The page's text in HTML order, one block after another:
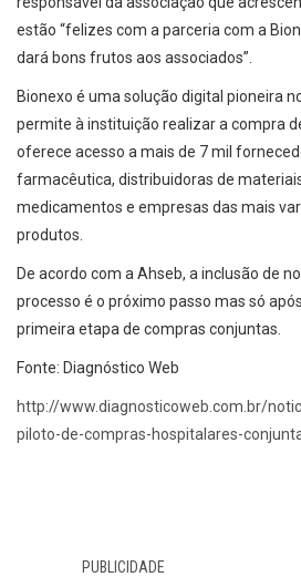
estão “felizes com a parceria com a
dará bons frutos aos associados”.
Bionexo é uma solução digital pioneira
permite à instituição realizar a compra
oferece acesso a mais de 7 mil
farmacêutica, distribuidoras de
medicamentos e empresas das mais
produtos.
De acordo com a Ahseb, a inclusão de
processo é o próximo passo mas só
primeira etapa de compras conjuntas.
Fonte: Diagnóstico Web
http://www.diagnosticoweb.com.br/
piloto-de-compras-hospitalares-
PUBLICIDADE